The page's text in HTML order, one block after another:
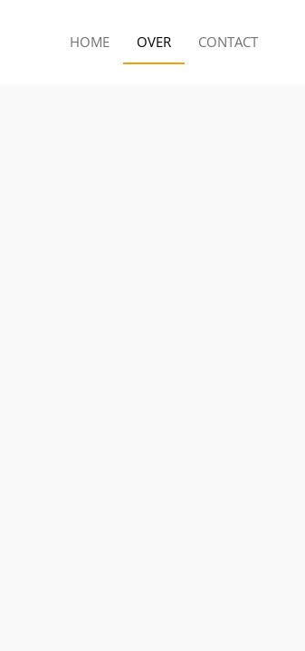
HOME OVER CONTACT